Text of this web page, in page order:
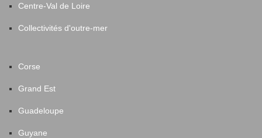
Centre-Val de Loire
Collectivités d'outre-mer
Corse
Grand Est
Guadeloupe
Guyane